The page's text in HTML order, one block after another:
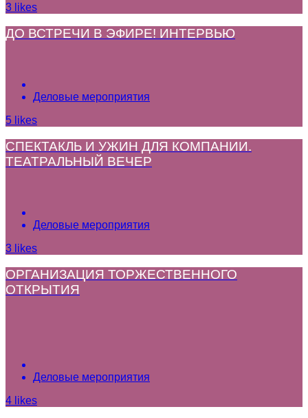
3 likes
ДО ВСТРЕЧИ В ЭФИРЕ! ИНТЕРВЬЮ
Деловые мероприятия
5 likes
СПЕКТАКЛЬ И УЖИН ДЛЯ КОМПАНИИ.
ТЕАТРАЛЬНЫЙ ВЕЧЕР
Деловые мероприятия
3 likes
ОРГАНИЗАЦИЯ ТОРЖЕСТВЕННОГО
ОТКРЫТИЯ
Деловые мероприятия
4 likes